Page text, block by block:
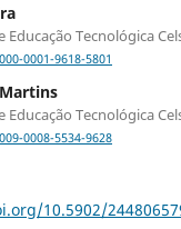
Educação Tecnológica
0001-9618-5801
Educação Tecnológica
0008-5534-9628
10.5902/